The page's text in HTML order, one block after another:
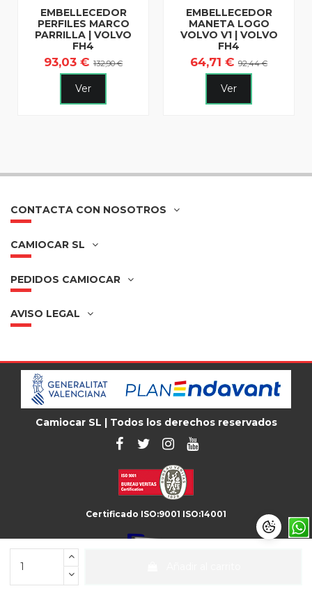
EMBELLECEDOR
PERFILES MARCO
PARRILLA | VOLVO
FH4
93,03 € 132,90 €
Ver
EMBELLECEDOR
MANETA LOGO
VOLVO V1 | VOLVO
FH4
64,71 € 92,44 €
Ver
CONTACTA CON NOSOTROS
CAMIOCAR SL
PEDIDOS CAMIOCAR
AVISO LEGAL
Camiocar SL | Todos los derechos reservados
Certificado ISO:9001 ISO:14001
Unión de Recambistas de Vehículo Industrial